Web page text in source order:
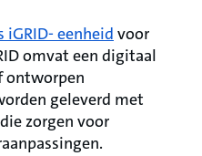
iGRID- eenheid voor
omvat een digitaal
ontworpen
geleverd met
zorgen voor